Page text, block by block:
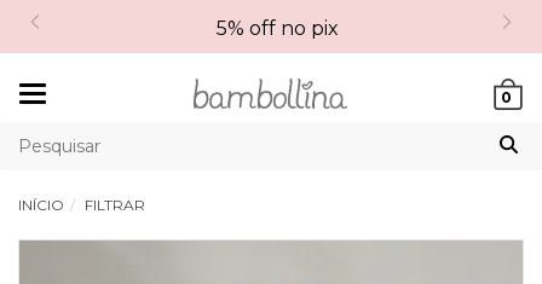
5% off no pix
0
INÍCIO FILTRAR